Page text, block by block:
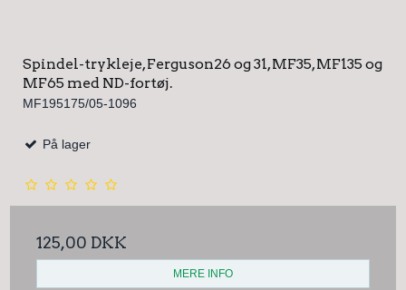
Spindel-trykleje, Ferguson26 og 31, MF35, MF135 og
MF65 med ND-fortøj.
MF195175/05-1096
På lager
125,00 DKK
MERE INFO